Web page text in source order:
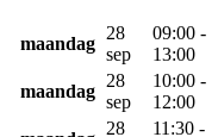
maandag
28
sep
09:00 -
13:00
maandag
28
sep
10:00 -
12:00
28
11:30 -